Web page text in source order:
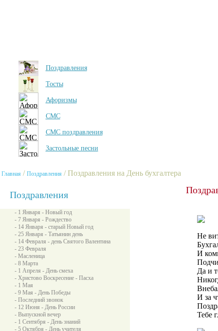
Поздравления
Тосты
Афоризмы
СМС
СМС поздравления
Застольные песни
Главная / Поздравления / Поздравления на День бухгалтера
Поздравления
- 1 Января - Новый год
- 7 Января - Рождество
- 14 Января - старый Новый год
- 25 Января - Татьянин день
- 14 Февраля - день Святого Валентина
- 23 Февраля
- Масленица
- 8 Марта
- 1 Апреля - День смеха
- Христово Воскресение - Пасха
- 1 Мая
- 9 Мая - День Победы
- Последний звонок
- 12 Июня - День России
- Выпускной вечер
- 1 Сентября - День знаний
- 5 Октября - День учителя
Не
И
Да и
И за
Тебе